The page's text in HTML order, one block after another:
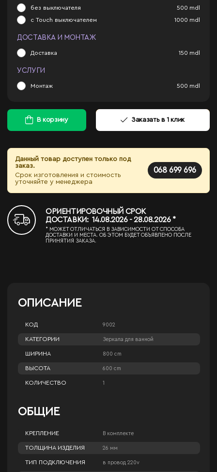
без выключателя 500 mdl
с Touch выключателем 1000 mdl
ДОСТАВКА И МОНТАЖ
Доставка 150 mdl
УСЛУГИ
Монтаж 500 mdl
В корзину Заказать в 1 клик
Данный товар доступен только под
заказ.
Срок изготовления и стоимость
уточняйте у менеджера
068 699 696
ОРИЕНТИРОВОЧНЫЙ СРОК
ДОСТАВКИ: 14.08.2026 - 28.08.2026 *
* МОЖЕТ ОТЛИЧАТЬСЯ В ЗАВИСИМОСТИ ОТ СПОСОБА
ДОСТАВКИ И МЕСТА. ОБ ЭТОМ БУДЕТ ОБЪЯВЛЕНО ПОСЛЕ
ПРИНЯТИЯ ЗАКАЗА.
ОПИСАНИЕ
КОД 9002
КАТЕГОРИИ Зеркала для ванной
ШИРИНА 800 cm
ВЫСОТА 600 cm
КОЛИЧЕСТВО 1
ОБЩИЕ
КРЕПЛЕНИЕ В комплекте
ТОЛЩИНА ИЗДЕЛИЯ 26 мм
ТИП ПОДКЛЮЧЕНИЯ в провод 220v